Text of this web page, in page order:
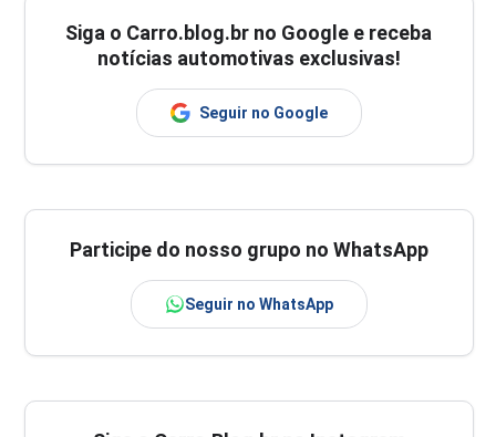
Siga o Carro.blog.br no Google e receba
notícias automotivas exclusivas!
Seguir no Google
Participe do nosso grupo no WhatsApp
Seguir no WhatsApp